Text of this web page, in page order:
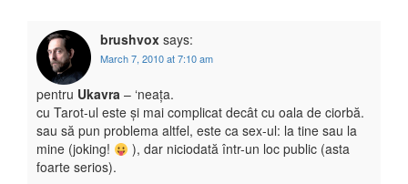
brushvox says:
March 7, 2010 at 7:10 am
pentru Ukavra – ‘neața.
cu Tarot-ul este și mai complicat decât cu oala de ciorbă.
sau să pun problema altfel, este ca sex-ul: la tine sau la
mine (joking!
), dar niciodată într-un loc public (asta
foarte serios).